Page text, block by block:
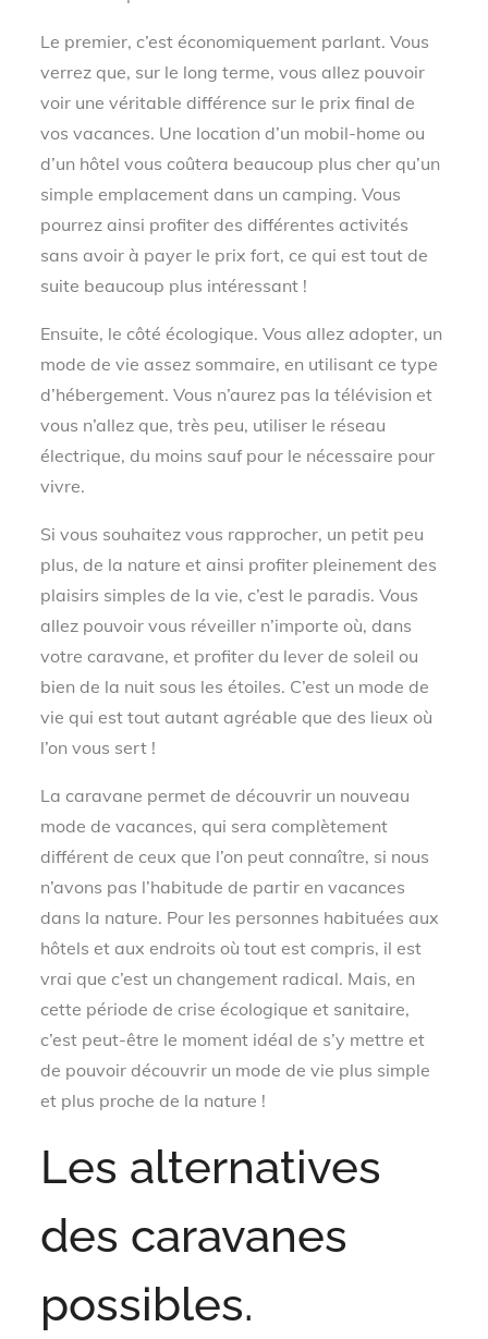
Le premier, c’est économiquement parlant. Vous
verrez que, sur le long terme, vous allez pouvoir
voir une véritable différence sur le prix final de
vos vacances. Une location d’un mobil-home ou
d’un hôtel vous coûtera beaucoup plus cher qu’un
simple emplacement dans un camping. Vous
pourrez ainsi profiter des différentes activités
sans avoir à payer le prix fort, ce qui est tout de
suite beaucoup plus intéressant !
Ensuite, le côté écologique. Vous allez adopter, un
mode de vie assez sommaire, en utilisant ce type
d’hébergement. Vous n’aurez pas la télévision et
vous n’allez que, très peu, utiliser le réseau
électrique, du moins sauf pour le nécessaire pour
vivre.
Si vous souhaitez vous rapprocher, un petit peu
plus, de la nature et ainsi profiter pleinement des
plaisirs simples de la vie, c’est le paradis. Vous
allez pouvoir vous réveiller n’importe où, dans
votre caravane, et profiter du lever de soleil ou
bien de la nuit sous les étoiles. C’est un mode de
vie qui est tout autant agréable que des lieux où
l’on vous sert !
La caravane permet de découvrir un nouveau
mode de vacances, qui sera complètement
différent de ceux que l’on peut connaître, si nous
n’avons pas l’habitude de partir en vacances
dans la nature. Pour les personnes habituées aux
hôtels et aux endroits où tout est compris, il est
vrai que c’est un changement radical. Mais, en
cette période de crise écologique et sanitaire,
c’est peut-être le moment idéal de s’y mettre et
de pouvoir découvrir un mode de vie plus simple
et plus proche de la nature !
Les alternatives
des caravanes
possibles.